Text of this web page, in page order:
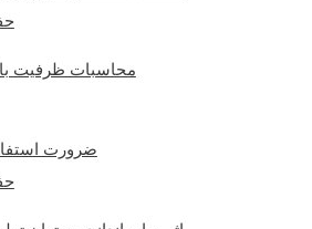
محاسبات ظرفیت
ضرورت